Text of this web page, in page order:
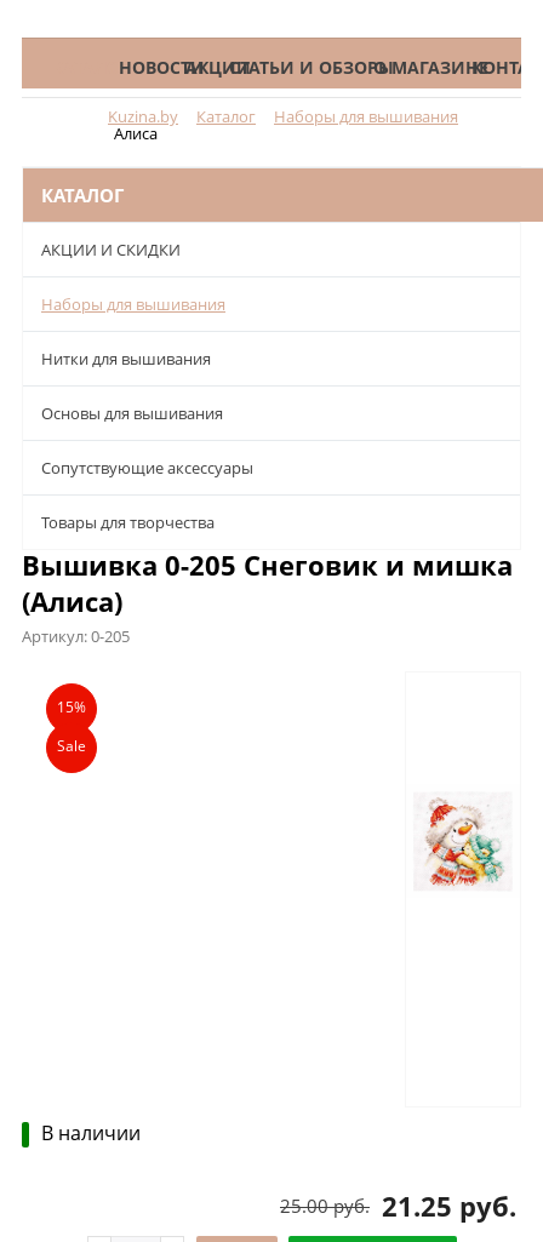
КАТАЛОГНОВОСТИАКЦИИСТАТЬИ И ОБЗОРЫО МАГАЗИНЕ
Kuzina.by Каталог Наборы для вышивания
Алиса
КАТАЛОГ
АКЦИИ И СКИДКИ
Наборы для вышивания
Нитки для вышивания
Основы для вышивания
Сопутствующие аксессуары
Товары для творчества
Вышивка 0-205 Снеговик и мишка
(Алиса)
Артикул:0-205
Описание
15%
Sale
В наличии
21.25 руб.
25.00 руб.